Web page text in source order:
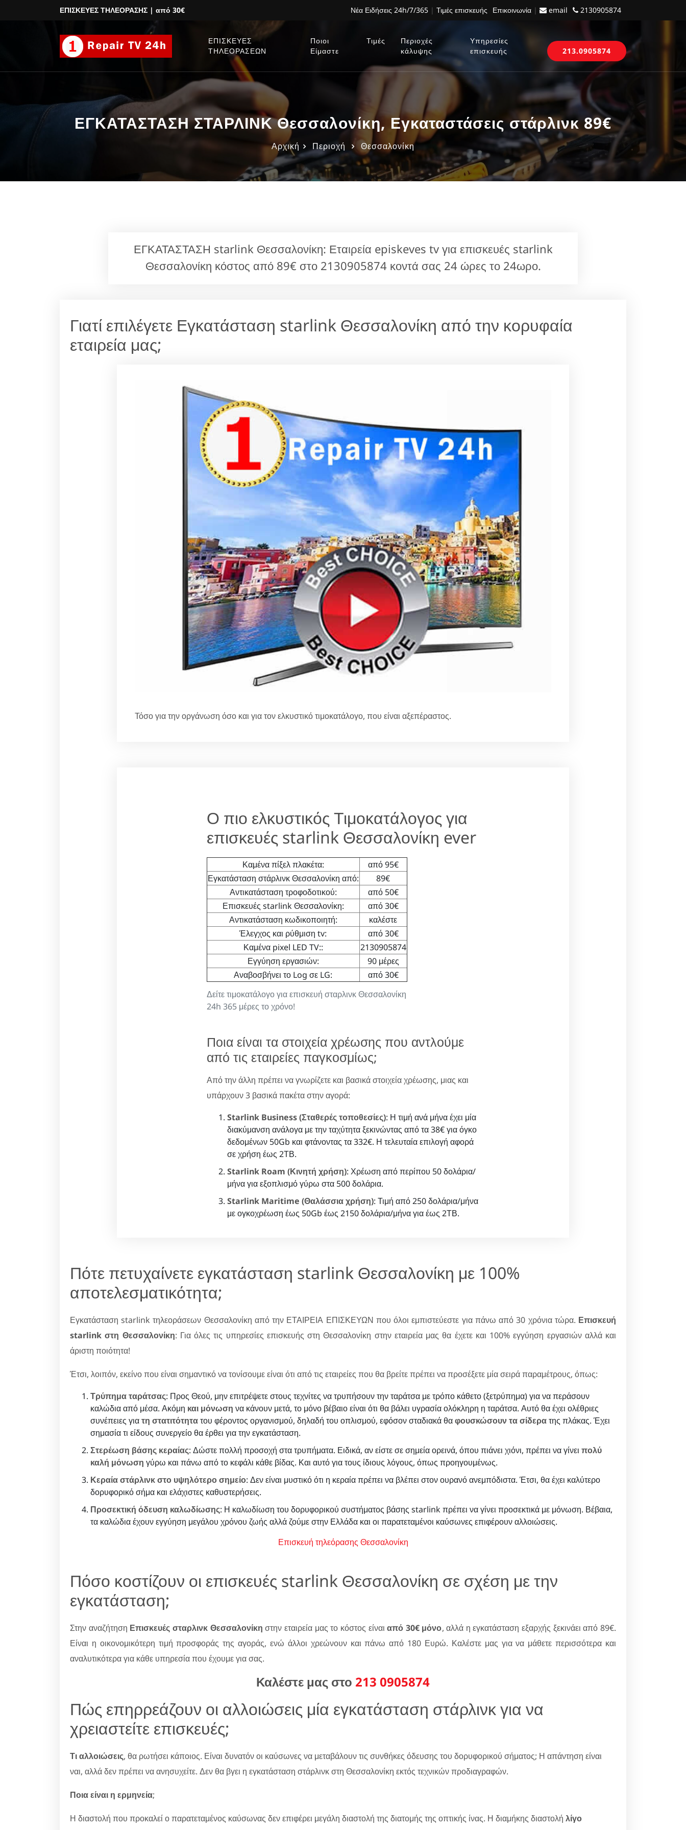
ΕΠΙΣΚΕΥΕΣ ΤΗΛΕΟΡΑΣΗΣ | από 30€ Νέα Ειδήσεις 24h/7/365 | Τιμές επισκευής Επικοινωνία | email 2130905874
ΕΠΙΣΚΕΥΕΣ
ΤΗΛΕΟΡΑΣΕΩΝ
Ποιοι
Είμαστε
Τιμές
Περιοχές
κάλυψης
Υπηρεσίες
επισκευής
213.0905874
ΕΓΚΑΤΑΣΤΑΣΗ ΣΤΑΡΛΙΝΚ Θεσσαλονίκη, Εγκαταστάσεις στάρλινκ 89€
Αρχική Περιοχή Θεσσαλονίκη
ΕΓΚΑΤΑΣΤΑΣΗ starlink Θεσσαλονίκη: Εταιρεία episkeves tv για επισκευές starlink
Θεσσαλονίκη κόστος από 89€ στο 2130905874 κοντά σας 24 ώρες το 24ωρο.
Γιατί επιλέγετε Εγκατάσταση starlink Θεσσαλονίκη από την κορυφαία
εταιρεία μας;
Τόσο για την οργάνωση όσο και για τον ελκυστικό τιμοκατάλογο, που είναι αξεπέραστος.
Ο πιο ελκυστικός Τιμοκατάλογος για
επισκευές starlink Θεσσαλονίκη ever
Δείτε τιμοκατάλογο για επισκευή σταρλινκ Θεσσαλονίκη
24h 365 μέρες το χρόνο!
Καμένα πίξελ πλακέτα:
από 95€
Εγκατάσταση στάρλινκ Θεσσαλονίκη από:
89€
Αντικατάσταση τροφοδοτικού:
από 50€
Επισκευές starlink Θεσσαλονίκη:
από 30€
Αντικατάσταση κωδικοποιητή:
καλέστε
Έλεγχος και ρύθμιση tv:
από 30€
Καμένα pixel LED TV::
2130905874
Εγγύηση εργασιών:
90 μέρες
Αναβοσβήνει το Log σε LG:
από 30€
Ποια είναι τα στοιχεία χρέωσης που αντλούμε
από τις εταιρείες παγκοσμίως;
Από την άλλη πρέπει να γνωρίζετε και βασικά στοιχεία χρέωσης, μιας και
υπάρχουν 3 βασικά πακέτα στην αγορά:
Starlink Business (Σταθερές τοποθεσίες): Η τιμή ανά μήνα έχει μία
διακύμανση ανάλογα με την ταχύτητα ξεκινώντας από τα 38€ για όγκο
δεδομένων 50Gb και φτάνοντας τα 332€. Η τελευταία επιλογή αφορά
σε χρήση έως 2ΤΒ.
Starlink Roam (Κινητή χρήση): Χρέωση από περίπου 50 δολάρια/
μήνα για εξοπλισμό γύρω στα 500 δολάρια.
Starlink Maritime (Θαλάσσια χρήση): Τιμή από 250 δολάρια/μήνα
με ογκοχρέωση έως 50Gb έως 2150 δολάρια/μήνα για έως 2ΤΒ.
Πότε πετυχαίνετε εγκατάσταση starlink Θεσσαλονίκη με 100%
αποτελεσματικότητα;
Εγκατάσταση starlink τηλεοράσεων Θεσσαλονίκη από την ΕΤΑΙΡΕΙΑ ΕΠΙΣΚΕΥΩΝ που όλοι εμπιστεύεστε για πάνω από 30 χρόνια τώρα. Επισκευή
starlink στη Θεσσαλονίκη: Για όλες τις υπηρεσίες επισκευής στη Θεσσαλονίκη στην εταιρεία μας θα έχετε και 100% εγγύηση εργασιών αλλά και
άριστη ποιότητα!
Έτσι, λοιπόν, εκείνο που είναι σημαντικό να τονίσουμε είναι ότι από τις εταιρείες που θα βρείτε πρέπει να προσέξετε μία σειρά παραμέτρους, όπως:
Τρύπημα ταράτσας: Προς Θεού, μην επιτρέψετε στους τεχνίτες να τρυπήσουν την ταράτσα με τρόπο κάθετο (ξετρύπημα) για να περάσουν
καλώδια από μέσα. Ακόμη και μόνωση να κάνουν μετά, το μόνο βέβαιο είναι ότι θα βάλει υγρασία ολόκληρη η ταράτσα. Αυτό θα έχει ολέθριες
συνέπειες γιατη στατιτότητατου φέροντος οργανισμού, δηλαδή του οπλισμού, εφόσον σταδιακά θαφουσκώσουν τα σίδερατης πλάκας. Έχει
σημασία τι είδους συνεργείο θα έρθει για την εγκατάσταση.
Στερέωση βάσης κεραίας: Δώστε πολλή προσοχή στα τρυπήματα. Ειδικά, αν είστε σε σημεία ορεινά, όπου πιάνει χιόνι, πρέπει να γίνει πολύ
καλή μόνωση γύρω και πάνω από το κεφάλι κάθε βίδας. Και αυτό για τους ίδιους λόγους, όπως προηγουμένως.
Κεραία στάρλινκ στο υψηλότερο σημείο: Δεν είναι μυστικό ότι η κεραία πρέπει να βλέπει στον ουρανό ανεμπόδιστα. Έτσι, θα έχει καλύτερο
δορυφορικό σήμα και ελάχιστες καθυστερήσεις.
Προσεκτική όδευση καλωδίωσης: Η καλωδίωση του δορυφορικού συστήματος βάσης starlink πρέπει να γίνει προσεκτικά με μόνωση. Βέβαια,
τα καλώδια έχουν εγγύηση μεγάλου χρόνου ζωής αλλά ζούμε στην Ελλάδα και οι παρατεταμένοι καύσωνες επιφέρουν αλλοιώσεις.
Επισκευή τηλεόρασης Θεσσαλονίκη
Πόσο κοστίζουν οι επισκευές starlink Θεσσαλονίκη σε σχέση με την
εγκατάσταση;
Στην αναζήτηση Επισκευές σταρλινκ Θεσσαλονίκη στην εταιρεία μας το κόστος είναιαπό 30€ μόνο, αλλά η εγκατάσταση εξαρχής ξεκινάει από 89€.
Είναι η οικονομικότερη τιμή προσφοράς της αγοράς, ενώ άλλοι χρεώνουν και πάνω από 180 Ευρώ. Καλέστε μας για να μάθετε περισσότερα και
αναλυτικότερα για κάθε υπηρεσία που έχουμε για σας.
Καλέστε μας στο 213 0905874
Πώς επηρρεάζουν οι αλλοιώσεις μία εγκατάσταση στάρλινκ για να
χρειαστείτε επισκευές;
Τι αλλοιώσεις, θα ρωτήσει κάποιος. Είναι δυνατόν οι καύσωνες να μεταβάλουν τις συνθήκες όδευσης του δορυφορικού σήματος; Η απάντηση είναι
ναι, αλλά δεν πρέπει να ανησυχείτε. Δεν θα βγει η εγκατάσταση στάρλινκ στη Θεσσαλονίκη εκτός τεχνικών προδιαγραφών.
Ποια είναι η ερμηνεία;
Η διαστολή που προκαλεί ο παρατεταμένος καύσωνας δεν επιφέρει μεγάλη διαστολή της διατομής της οπτικής ίνας. Η διαμήκης διαστολή λίγο